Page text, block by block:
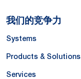
我们的竞争力
Systems
Products & Solutions
Services